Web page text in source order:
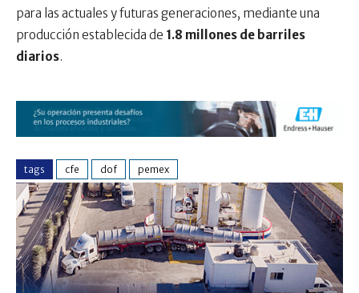
para las actuales y futuras generaciones, mediante una
producción establecida de 1.8 millones de barriles
diarios.
tags cfe dof pemex